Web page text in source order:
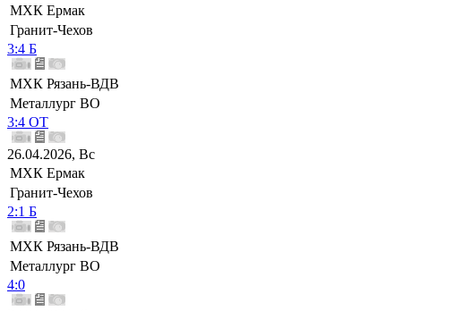
МХК Ермак
Гранит-Чехов
3:4 Б
МХК Рязань-ВДВ
Металлург ВО
3:4 ОТ
26.04.2026, Вс
МХК Ермак
Гранит-Чехов
2:1 Б
МХК Рязань-ВДВ
Металлург ВО
4:0